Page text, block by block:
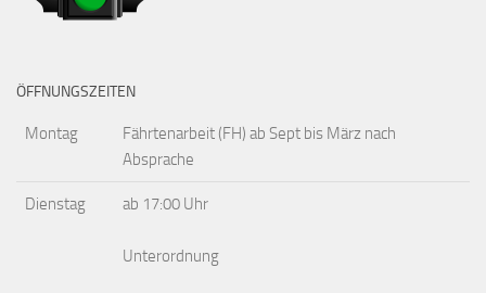
ÖFFNUNGSZEITEN
Montag
Fährtenarbeit (FH) ab Sept bis März nach
Absprache
Dienstag ab 17:00 Uhr
Unterordnung